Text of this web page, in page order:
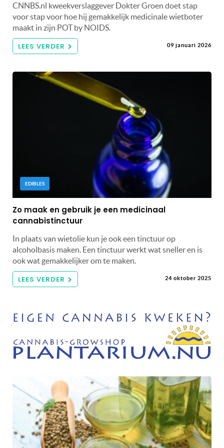
CNNBS.nl kweekverslaggever Dokter Groen doet stap
voor stap voor hoe hij gemakkelijk medicinale wietboter
maakt in zijn POT by NOIDS.
LEES VERDER 09 januari 2026
EDIBLES
Zo maak en gebruik je een medicinaal
cannabistinctuur
In plaats van wietolie kun je ook een tinctuur op
alcoholbasis maken. Een tinctuur werkt wat sneller en is
ook wat gemakkelijker om te maken.
LEES VERDER 24 oktober 2025